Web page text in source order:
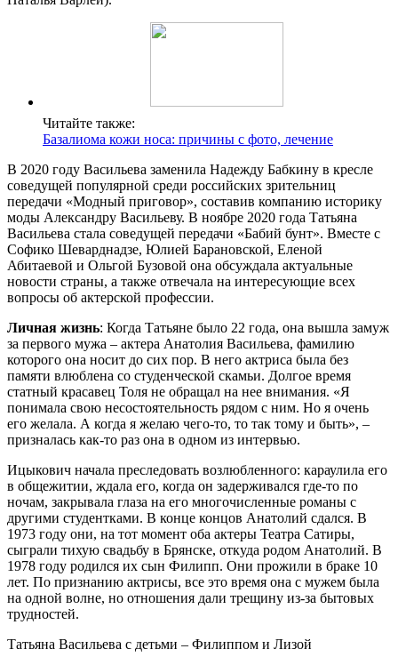
Читайте также:
Базалиома кожи носа: причины с фото, лечение
В 2020 году Васильева заменила Надежду Бабкину в кресле
соведущей популярной среди российских зрительниц
передачи «Модный приговор», составив компанию историку
моды Александру Васильеву. В ноябре 2020 года Татьяна
Васильева стала соведущей передачи «Бабий бунт». Вместе с
Софико Шеварднадзе, Юлией Барановской, Еленой
Абитаевой и Ольгой Бузовой она обсуждала актуальные
новости страны, а также отвечала на интересующие всех
вопросы об актерской профессии.
Личная жизнь: Когда Татьяне было 22 года, она вышла замуж
за первого мужа – актера Анатолия Васильева, фамилию
которого она носит до сих пор. В него актриса была без
памяти влюблена со студенческой скамьи. Долгое время
статный красавец Толя не обращал на нее внимания. «Я
понимала свою несостоятельность рядом с ним. Но я очень
его желала. А когда я желаю чего-то, то так тому и быть», –
призналась как-то раз она в одном из интервью.
Ицыкович начала преследовать возлюбленного: караулила его
в общежитии, ждала его, когда он задерживался где-то по
ночам, закрывала глаза на его многочисленные романы с
другими студентками. В конце концов Анатолий сдался. В
1973 году они, на тот момент оба актеры Театра Сатиры,
сыграли тихую свадьбу в Брянске, откуда родом Анатолий. В
1978 году родился их сын Филипп. Они прожили в браке 10
лет. По признанию актрисы, все это время она с мужем была
на одной волне, но отношения дали трещину из-за бытовых
трудностей.
Татьяна Васильева с детьми – Филиппом и Лизой